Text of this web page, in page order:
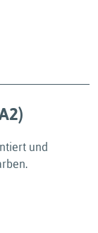
und